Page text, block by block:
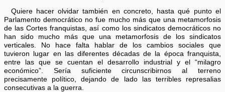
Quiere hacer olvidar también en concreto, hasta qué punto el
Parlamento democrático no fue mucho más que una metamorfosis
de las Cortes franquistas, así como los sindicatos democráticos no
han sido mucho más que una metamorfosis de los sindicatos
verticales. No hace falta hablar de los cambios sociales que
tuvieron lugar en las diferentes décadas de la época franquista,
entre las que se cuentan el desarrollo industrial y el “milagro
económico”. Sería suficiente circunscribirnos al terreno
precisamente político, dejando de lado las terribles represalias
consecutivas a la guerra.